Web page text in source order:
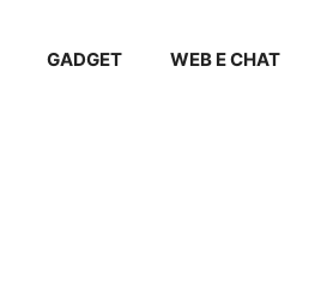
GADGET WEB E CHAT